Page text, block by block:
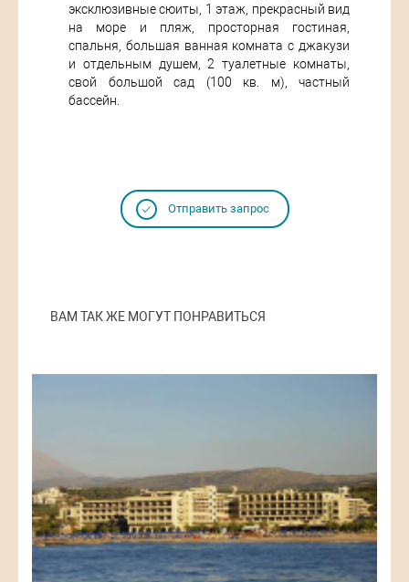
эксклюзивные сюиты, 1 этаж, прекрасный вид
на море и пляж, просторная гостиная,
спальня, большая ванная комната с джакузи
и отдельным душем, 2 туалетные комнаты,
свой большой сад (100 кв. м), частный
бассейн.
Отправить запрос
ВАМ ТАК ЖЕ МОГУТ ПОНРАВИТЬСЯ